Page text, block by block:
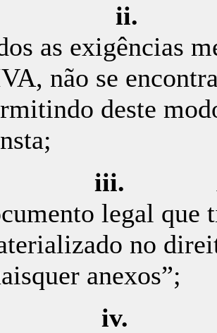
as exigências
não se
deste
legal que
no
anexos”;